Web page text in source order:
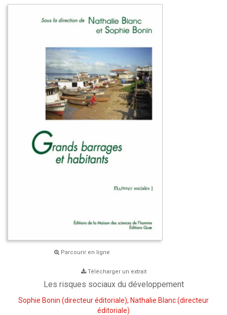
Parcourir en ligne
Télécharger un extrait
Les risques sociaux du développement
Sophie Bonin (directeur éditoriale), Nathalie Blanc(directeur
éditoriale)